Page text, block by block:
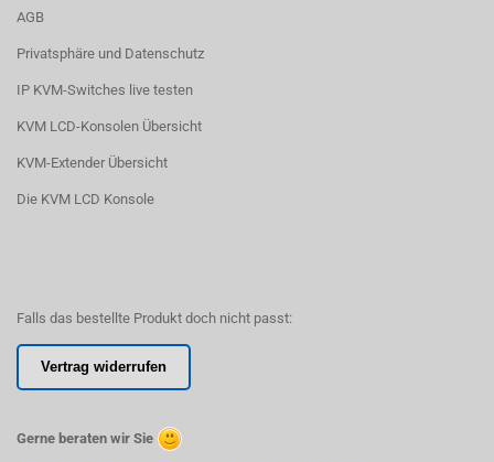
AGB
Privatsphäre und Datenschutz
IP KVM-Switches live testen
KVM LCD-Konsolen Übersicht
KVM-Extender Übersicht
Die KVM LCD Konsole
Falls das bestellte Produkt doch nicht passt:
Vertrag widerrufen
Gerne beraten wir Sie